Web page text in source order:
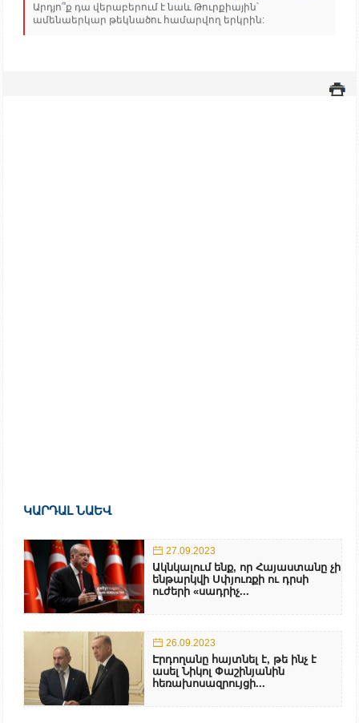
Արդյո՞ք դա վերաբերում է նաև Թուրքիային՝
ամենաերկար թեկնածու համարվող երկրին:
ԿԱՐԴԱԼ ՆԱԵՎ
27.09.2023
Ակնկալում ենք, որ Հայաստանը չի
ենթարկվի Սփյուռքի ու դրսի
ուժերի «սադրիչ...
26.09.2023
Էրդողանը հայտնել է, թե ինչ է
ասել Նիկոլ Փաշինյանին
հեռախոսազրույցի...